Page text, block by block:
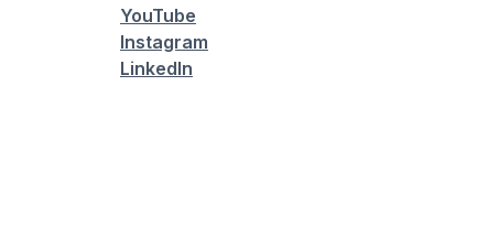
YouTube
Instagram
LinkedIn